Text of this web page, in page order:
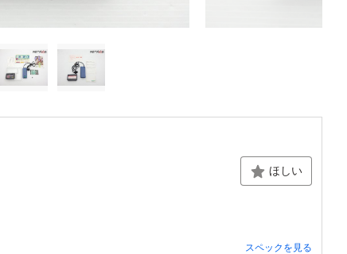
ほしい
スペックを見る